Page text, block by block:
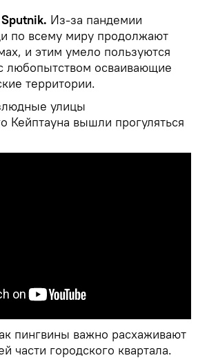
Из-за пандемии
по всему миру продолжают
и этим умело пользуются
любопытством осваивающие
территории.
улицы
Кейптауна вышли прогуляться
пингвины важно расхаживают
части городского квартала.